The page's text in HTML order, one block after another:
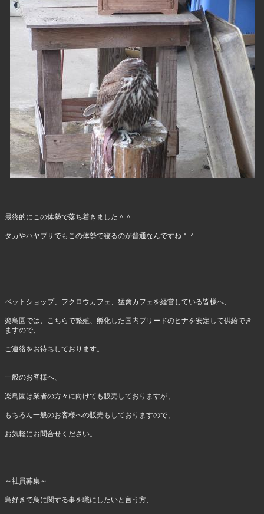
最終的にこの体勢で落ち着きました＾＾
タカやハヤブサでもこの体勢で寝るのが普通なんですね＾＾
ペットショップ、フクロウカフェ、猛禽カフェを経営している皆様へ、
楽鳥園では、こちらで繁殖、孵化した国内ブリードのヒナを安定して供給でき
ますので、
ご連絡をお待ちしております。
一般のお客様へ、
楽鳥園は業者の方々に向けても販売しておりますが、
もちろん一般のお客様への販売もしておりますので、
お気軽にお問合せください。
～社員募集～
鳥好きで鳥に関する事を職にしたいと言う方、